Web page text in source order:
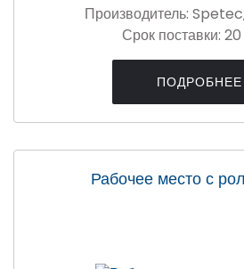
Производитель:
Срок поставки: 20
ПОДРОБНЕЕ
Рабочее место с